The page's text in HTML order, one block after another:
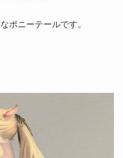
ポニーテールです。